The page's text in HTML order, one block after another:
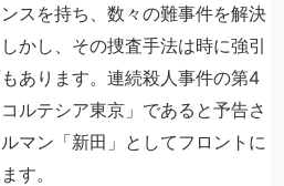
スを持ち、数々の難事件を解決
かし、その捜査手法は時に強引
あります。連続殺人事件の第4
ルテシア東京」であると予告さ
マン「新田」としてフロントに
す。